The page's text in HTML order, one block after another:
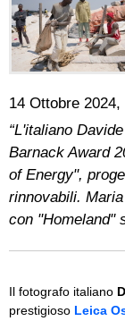
14 Ottobre
“L'italiano
Barnack Award
of Energy",
rinnovabili.
con "Homeland"
Il fotografo italiano
prestigioso Leica